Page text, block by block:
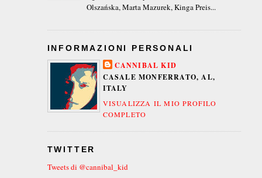
Olszańska, Marta Mazurek, Kinga Preis...
INFORMAZIONI PERSONALI
CANNIBAL KID
CASALE MONFERRATO, AL,
ITALY
VISUALIZZA IL MIO PROFILO
COMPLETO
TWITTER
Tweets di @cannibal_kid